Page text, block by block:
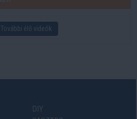
További élő videók
DIY